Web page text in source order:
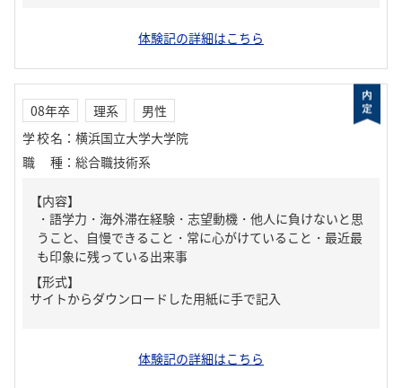
体験記の詳細はこちら
08年卒 理系
男性
学校名 ： 横浜国立大学大学院
職種 ： 総合職技術系
【内容】
・語学力・海外滞在経験・志望動機・他人に負けないと思
うこと、自慢できること・常に心がけていること・最近最
も印象に残っている出来事
【形式】
サイトからダウンロードした用紙に手で記入
体験記の詳細はこちら